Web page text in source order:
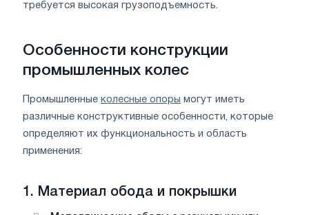
требуется высокая грузоподъемность.
Особенности конструкции
промышленных колес
Промышленные колесные опоры могут иметь
различные конструктивные особенности, которые
определяют их функциональность и область
применения:
1. Материал обода и покрышки